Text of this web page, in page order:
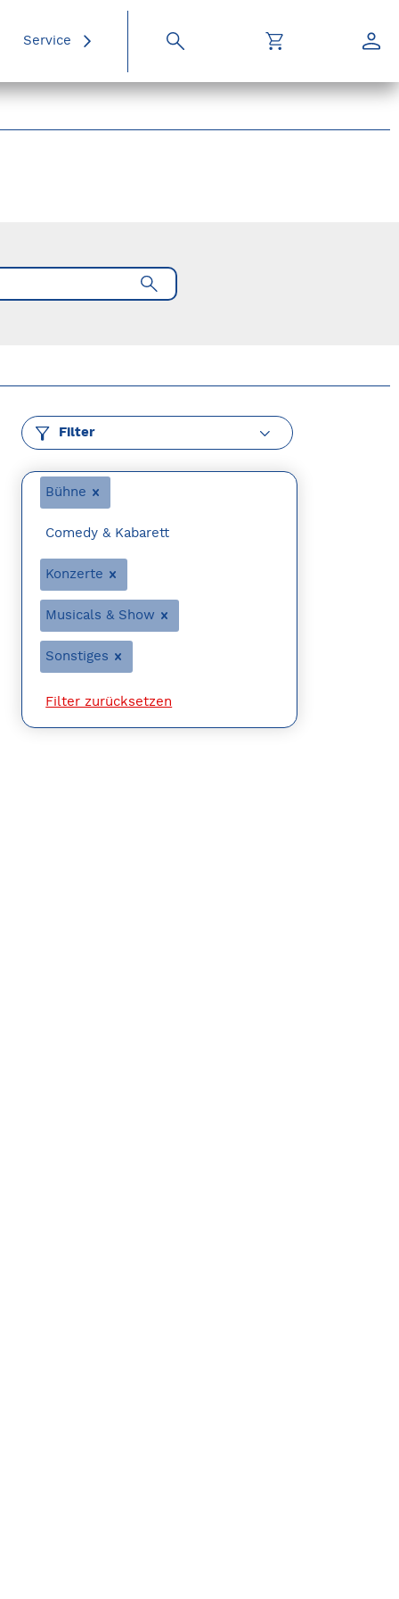
Service Suche Warenkorb Konto
Filter
Bühne
Comedy & Kabarett
Konzerte
Musicals & Show
Sonstiges
Filter zurücksetzen